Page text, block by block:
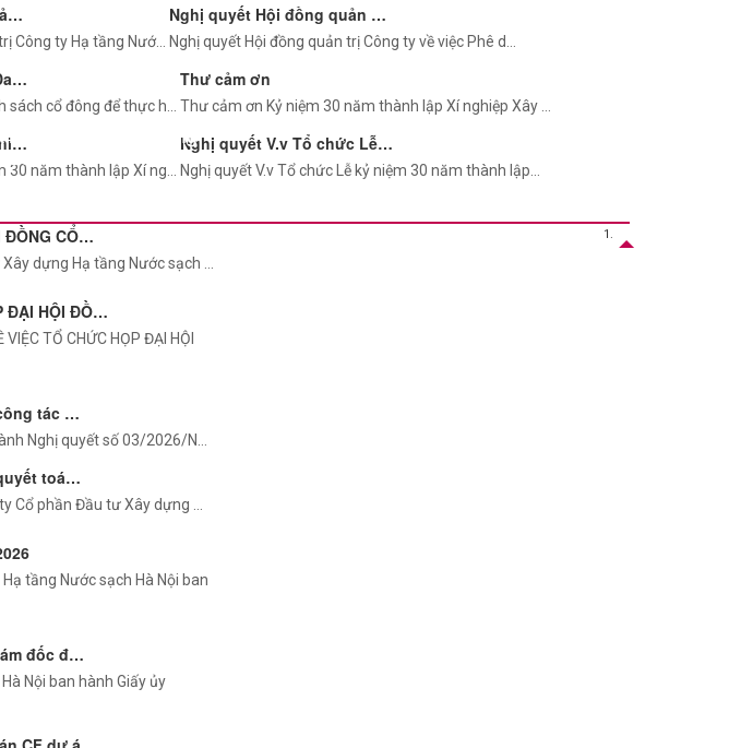
Công ty Hạ tầng Nướ…
Nghị quyết Hội đồng quản …
Nghị quyết Hội đồng quản trị Công ty về việc Phê d…
sách cổ đông để thực h…
Thư cảm ơn
Thư cảm ơn Kỷ niệm 30 năm thành lập Xí nghiệp Xây …
30 năm thành lập Xí ng…
Nghị quyết V.v Tổ chức Lễ…
Nghị quyết V.v Tổ chức Lễ kỷ niệm 30 năm thành lập…
Đại Hội Đồng Cổ Đông
ĐỒNG CỔ…
dựng Hạ tầng Nước sạch …
ĐẠI HỘI ĐỒ…
VIỆC TỔ CHỨC HỌP ĐẠI HỘI
tác …
Nghị quyết số 03/2026/N…
toá…
Cổ phần Đầu tư Xây dựng …
tầng Nước sạch Hà Nội ban
đốc đ…
Nội ban hành Giấy ủy